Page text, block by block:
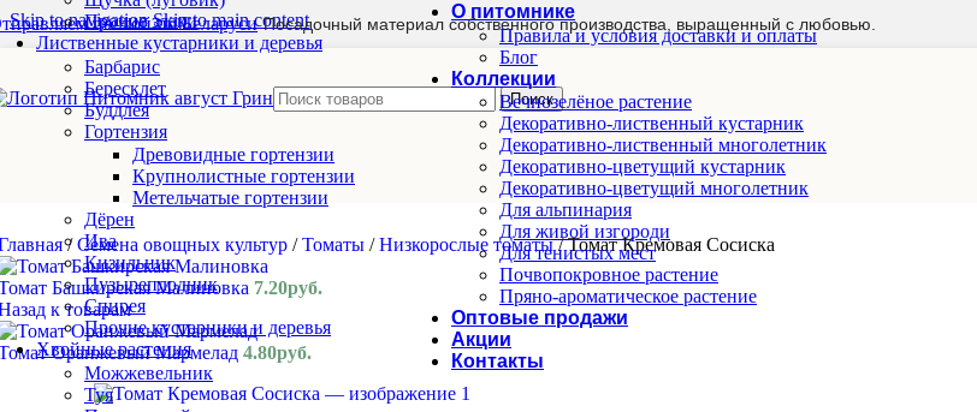
Skip to navigationSkip to main content
почтой по Беларуси Посадочный материал собственного производства, выращенный с любовью.
Поиск
Прочие злаки
Лиственные кустарники и деревья
Барбарис
Бересклет
Буддлея
Гортензия
Древовидные гортензии
Крупнолистные гортензии
Метельчатые гортензии
Дёрен
Ива
Кизильник
Пузыреплодник
Спирея
Прочие кустарники и деревья
Хвойные растения
Можжевельник
Туя
О питомнике
Правила и условия доставки и оплаты
Блог
Коллекции
Вечнозелёное растение
Декоративно-лиственный кустарник
Декоративно-лиственный многолетник
Декоративно-цветущий кустарник
Декоративно-цветущий многолетник
Для альпинария
Для живой изгороди
Для тенистых мест
Почвопокровное растение
Пряно-ароматическое растение
Оптовые продажи
Акции
Контакты
/ Семена овощных культур / Томаты / Низкорослые томаты/ Томат Кремовая Сосиска
Башкирская Малиновка 7.20руб.
к товарам
Оранжевый Мармелад 4.80руб.